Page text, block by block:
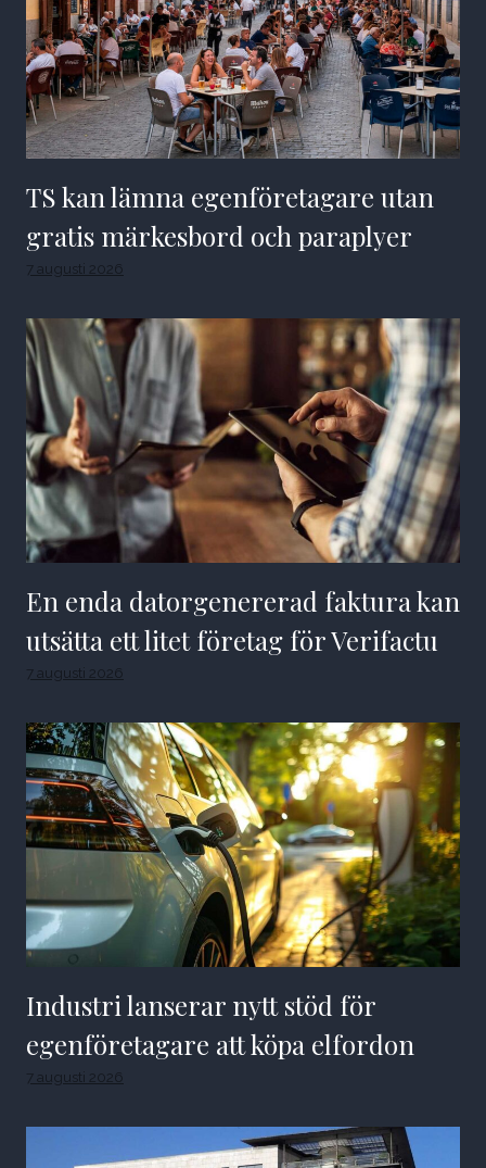
TS kan lämna egenföretagare utan
gratis märkesbord och paraplyer
7 augusti 2026
En enda datorgenererad faktura kan
utsätta ett litet företag för Verifactu
7 augusti 2026
Industri lanserar nytt stöd för
egenföretagare att köpa elfordon
7 augusti 2026